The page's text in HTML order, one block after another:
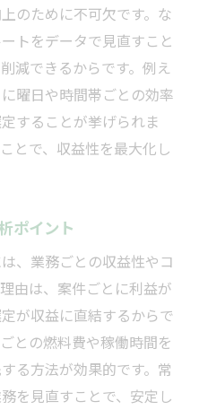
のために不可欠です。な
トをデータで見直すこと
減できるからです。例え
曜日や時間帯ごとの効率
することが挙げられま
とで、収益性を最大化し
ポイント
、業務ごとの収益性やコ
由は、案件ごとに利益が
が収益に直結するからで
との燃料費や稼働時間を
る方法が効果的です。常
を見直すことで、安定し